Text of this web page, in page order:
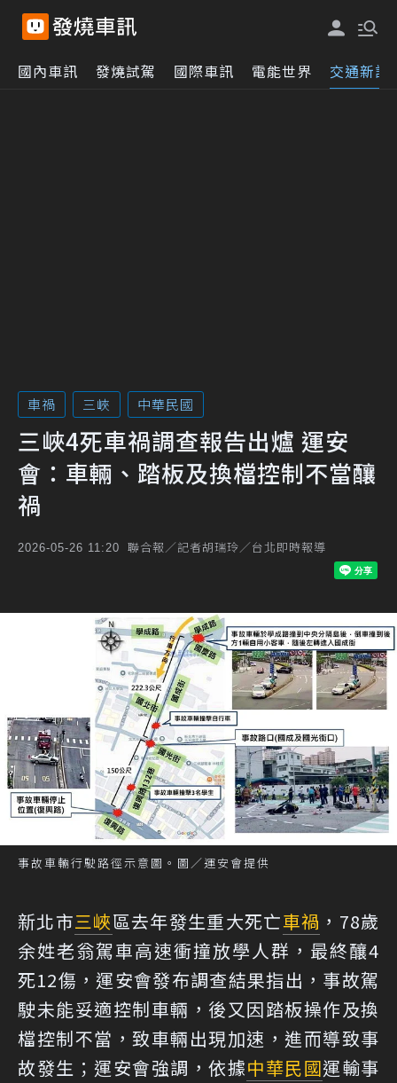
國內車訊 發燒試駕 國際車訊 電能世界 交通新訊
車禍 三峽 中華民國
三峽4死車禍調查報告出爐 運安
會：車輛、踏板及換檔控制不當釀
禍
2026-05-26 11:20 聯合報／記者胡瑞玲／台北即時報導
事故車輛行駛路徑示意圖。圖／運安會提供
新北市三峽區去年發生重大死亡車禍 ，78歲
余姓老翁駕車高速衝撞放學人群，最終釀4
死12傷，運安會發布調查結果指出，事故駕
駛未能妥適控制車輛，後又因踏板操作及換
檔控制不當，致車輛出現加速，進而導致事
故發生；運安會強調，依據中華民國運輸事